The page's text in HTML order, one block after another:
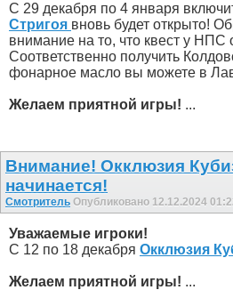
С 29 декабря по 4 января
Стригоя вновь будет открыто!
внимание на то, что квест у НПС
Соответственно получить
фонарное масло вы можете в
Желаем приятной игры! ...
Внимание! Окклюзия
начинается!
Смотритель Опубликовано 12.12.2024
Уважаемые игроки!
С 12 по 18 декабря Окклюзия
Желаем приятной игры! ...